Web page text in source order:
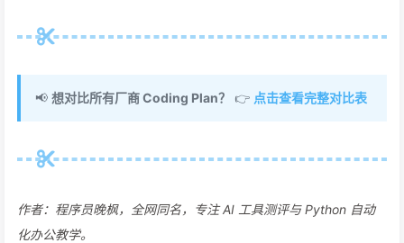
📢 想对比所有厂商 Coding Plan？ 👉 点击查看完整对比表
作者：程序员晚枫，全网同名，专注 AI 工具测评与 Python 自动
化办公教学。